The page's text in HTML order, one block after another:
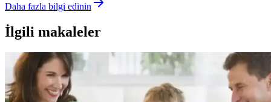
Daha fazla bilgi edinin
İlgili makaleler